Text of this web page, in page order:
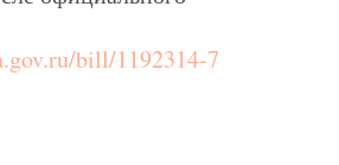
bill/1192314-7